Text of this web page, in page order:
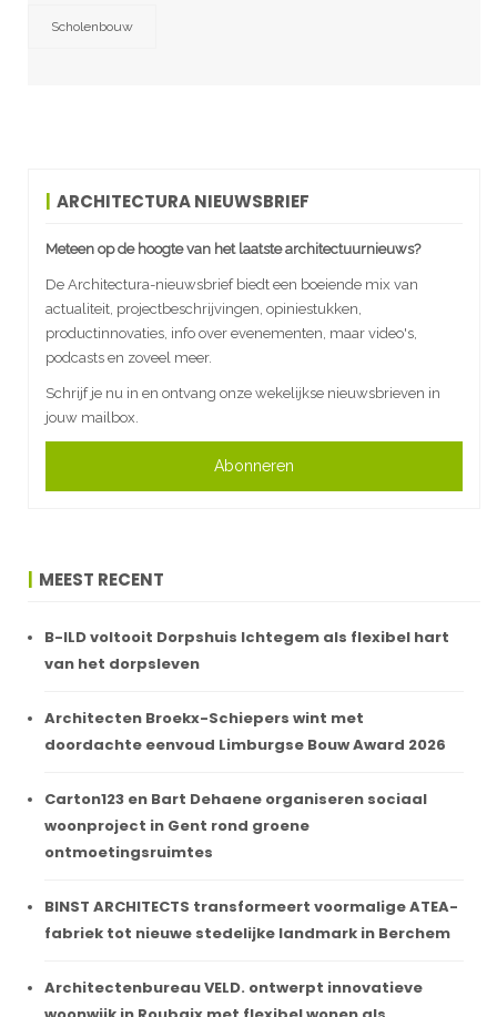
Scholenbouw
ARCHITECTURA NIEUWSBRIEF
Meteen op de hoogte van het laatste architectuurnieuws?
De Architectura-nieuwsbrief biedt een boeiende mix van
actualiteit, projectbeschrijvingen, opiniestukken,
productinnovaties, info over evenementen, maar video's,
podcasts en zoveel meer.
Schrijf je nu in en ontvang onze wekelijkse nieuwsbrieven in
jouw mailbox.
Abonneren
MEEST RECENT
B-ILD voltooit Dorpshuis Ichtegem als flexibel hart
van het dorpsleven
Architecten Broekx-Schiepers wint met
doordachte eenvoud Limburgse Bouw Award 2026
Carton123 en Bart Dehaene organiseren sociaal
woonproject in Gent rond groene
ontmoetingsruimtes
BINST ARCHITECTS transformeert voormalige ATEA-
fabriek tot nieuwe stedelijke landmark in Berchem
Architectenbureau VELD. ontwerpt innovatieve